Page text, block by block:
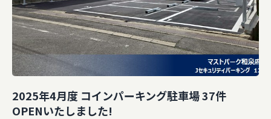
2025年4月度 コインパーキング駐車場 37件
OPENいたしました!